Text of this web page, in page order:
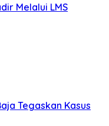
Melalui LMS
Tegaskan Kasus